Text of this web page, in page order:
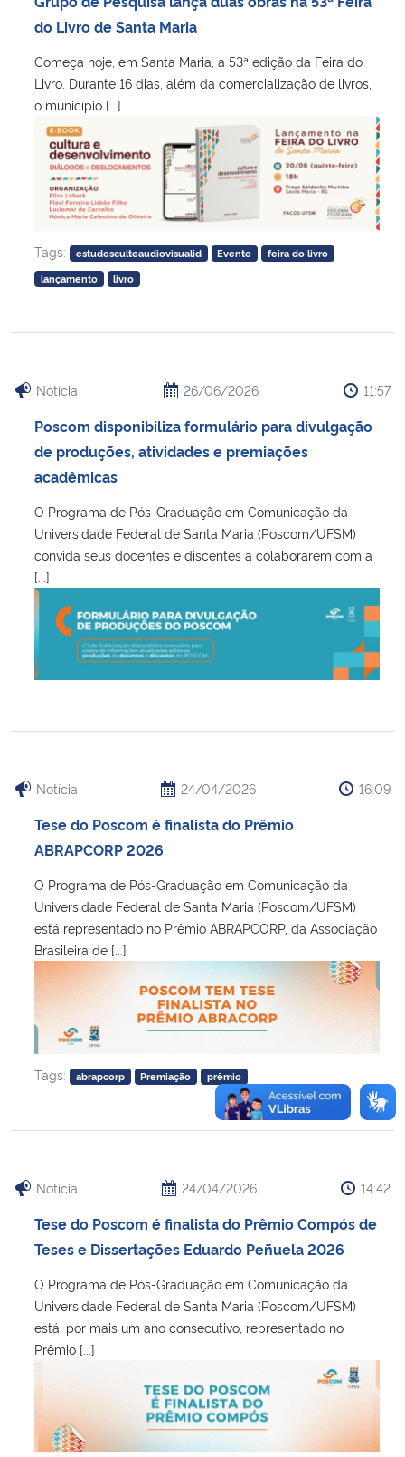
Ministério da Cidadania
Ministério da Saúde
Ministério de Minas e Energia
Ministério da Ciência, Tecnologia, Inovações e Comunicações
Ministério do Meio Ambiente
Ministério do Turismo
Ministério da Mulher, da Família e dos Direitos Humanos
Secretaria-Geral
Gabinete de Segurança Institucional
Advocacia-Geral da União
Banco Central do Brasil
do Livro de Santa Maria
Começa hoje, em Santa Maria, a 53ª edição da Feira do
Livro. Durante 16 dias, além da comercialização de livros,
o município [...]
Tags: estudosculteaudiovisualid Evento
feira do livro
lançamento
livro
Notícia 26/06/2026 11:57
Poscom disponibiliza formulário para divulgação
de produções, atividades e premiações
acadêmicas
O Programa de Pós-Graduação em Comunicação da
Universidade Federal de Santa Maria (Poscom/UFSM)
convida seus docentes e discentes a colaborarem com a
[...]
Notícia 24/04/2026 16:09
Tese do Poscom é finalista do Prêmio
ABRAPCORP 2026
O Programa de Pós-Graduação em Comunicação da
Universidade Federal de Santa Maria (Poscom/UFSM)
está representado no Prêmio ABRAPCORP, da Associação
Brasileira de [...]
Tags: abrapcorp Premiação prêmio
Notícia 24/04/2026 14:42
Tese do Poscom é finalista do Prêmio Compós de
Teses e Dissertações Eduardo Peñuela 2026
O Programa de Pós-Graduação em Comunicação da
Universidade Federal de Santa Maria (Poscom/UFSM)
está, por mais um ano consecutivo, representado no
Prêmio [...]